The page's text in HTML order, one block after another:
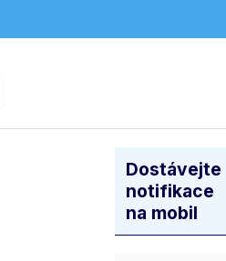
Dostávejte
notifikace
na mobil